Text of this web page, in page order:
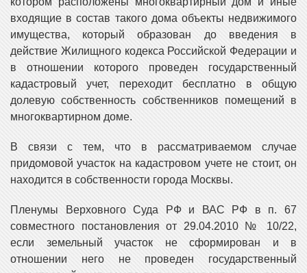
входящие в состав такого дома объекты недвижимого
имущества, который образован до введения в
действие Жилищного кодекса Российской Федерации и
в отношении которого проведен государственный
кадастровый учет, переходит бесплатно в общую
долевую собственность собственников помещений в
многоквартирном доме.
В связи с тем, что в рассматриваемом случае
придомовой участок на кадастровом учете не стоит, он
находится в собственности города Москвы.
Пленумы Верховного Суда РФ и ВАС РФ в п. 67
совместного постановления от 29.04.2010 № 10/22,
если земельный участок не сформирован и в
отношении него не проведен государственный